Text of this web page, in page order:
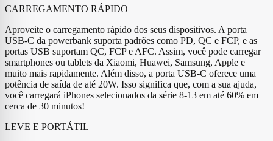
CARREGAMENTO RÁPIDO
Aproveite o carregamento rápido dos seus dispositivos. A porta
USB-C da powerbank suporta padrões como PD, QC e FCP, e as
portas USB suportam QC, FCP e AFC. Assim, você pode carregar
smartphones ou tablets da Xiaomi, Huawei, Samsung, Apple e
muito mais rapidamente. Além disso, a porta USB-C oferece uma
potência de saída de até 20W. Isso significa que, com a sua ajuda,
você carregará iPhones selecionados da série 8-13 em até 60% em
cerca de 30 minutos!
LEVE E PORTÁTIL